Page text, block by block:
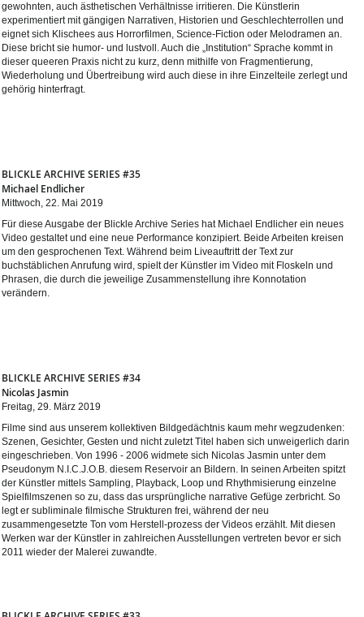
gewohnten, auch ästhetischen Verhältnisse irritieren. Die Künstlerin
experimentiert mit gängigen Narrativen, Historien und Geschlechterrollen und
eignet sich Klischees aus Horrorfilmen, Science-Fiction oder Melodramen an.
Diese bricht sie humor- und lustvoll. Auch die „Institution“ Sprache kommt in
dieser queeren Praxis nicht zu kurz, denn mithilfe von Fragmentierung,
Wiederholung und Übertreibung wird auch diese in ihre Einzelteile zerlegt und
gehörig hinterfragt.
BLICKLE ARCHIVE SERIES #35
Michael Endlicher
Mittwoch, 22. Mai 2019
Für diese Ausgabe der Blickle Archive Series hat Michael Endlicher ein neues
Video gestaltet und eine neue Performance konzipiert. Beide Arbeiten kreisen
um den gesprochenen Text. Während beim Liveauftritt der Text zur
buchstäblichen Anrufung wird, spielt der Künstler im Video mit Floskeln und
Phrasen, die durch die jeweilige Zusammenstellung ihre Konnotation
verändern.
BLICKLE ARCHIVE SERIES #34
Nicolas Jasmin
Freitag, 29. März 2019
Filme sind aus unserem kollektiven Bildgedächtnis kaum mehr wegzudenken:
Szenen, Gesichter, Gesten und nicht zuletzt Titel haben sich unweigerlich darin
eingeschrieben. Von 1996 - 2006 widmete sich Nicolas Jasmin unter dem
Pseudonym N.I.C.J.O.B. diesem Reservoir an Bildern. In seinen Arbeiten spitzt
der Künstler mittels Sampling, Playback, Loop und Rhythmisierung einzelne
Spielfilmszenen so zu, dass das ursprüngliche narrative Gefüge zerbricht. So
legt er subliminale filmische Strukturen frei, während der neu
zusammengesetzte Ton vom Herstell-prozess der Videos erzählt. Mit diesen
Werken war der Künstler in zahlreichen Ausstellungen vertreten bevor er sich
2011 wieder der Malerei zuwandte.